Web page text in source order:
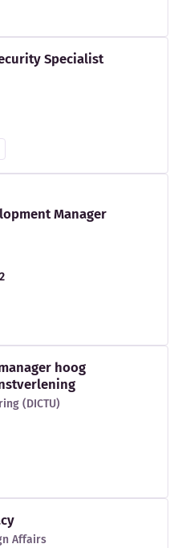
Specialist
Manager
hoog
(DICTU)
Affairs